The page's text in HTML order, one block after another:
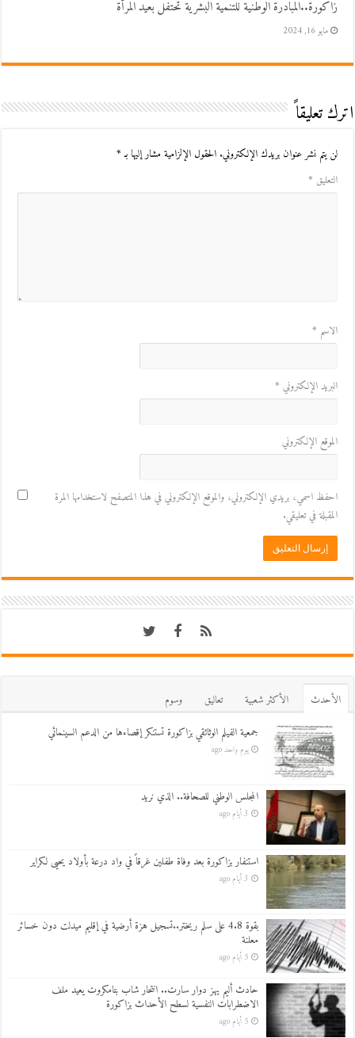
زاكورة..المبادرة الوطنية للتنمية البشرية تحتفل بعيد المرأة
مايو 16, 2024
اترك تعليقاً
لن يتم نشر عنوان بريدك الإلكتروني. الحقول الإلزامية مشار إليها بـ*
التعليق *
الاسم *
البريد الإلكتروني *
الموقع الإلكتروني
احفظ اسمي، بريدي الإلكتروني، والموقع الإلكتروني في هذا المتصفح لاستخدامها المرة
المقبلة في تعليقي.
اﻷحدث اﻷكثر شعبية تعاليق
وسوم
جمعية الفيلم الوثائقي بزاكورة تستنكر إقصاءها من الدعم السينمائي
يوم واحد ago
المجلس الوطني للصحافة.. الذي نريد
3 أيام ago
استنفار بزاكورة بعد وفاة طفلين غرقاً في واد درعة بأولاد يحيى لكراير
3 أيام ago
بقوة 4.8 على سلم ريختر..تسجيل هزة أرضية في إقليم ميدلت دون خسائر
معلنة
5 أيام ago
حادث أليم يهز دوار سارت.. انتحار شاب بتامكروت يعيد ملف
الاضطرابات النفسية لسطح الأحداث بزاكورة
5 أيام ago